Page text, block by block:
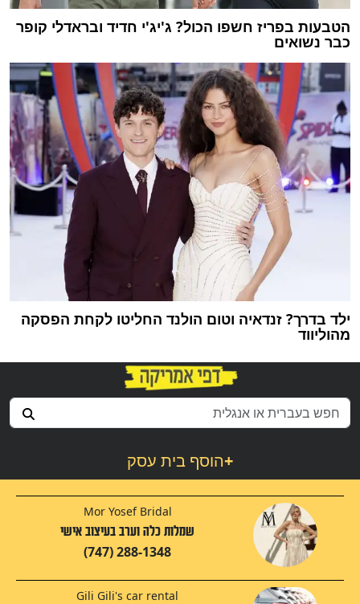
הטבעות בפריז חשפו הכול? ג'יג'י חדיד ובראדלי קופר
כבר נשואים
ילד בדרך? זנדאיה וטום הולנד החליטו לקחת הפסקה
מהוליווד
הוסף בית עסק+
Mor Yosef Bridal
שמלות כלה וערב בעיצוב אישי
(747) 288-1348
Gili Gili's car rental